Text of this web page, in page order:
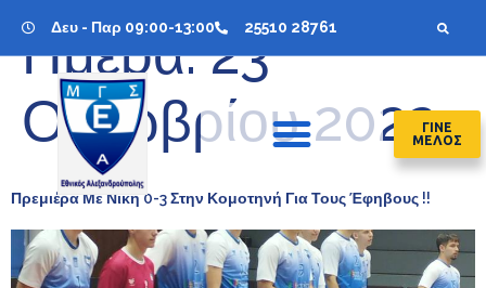
Δευ - Παρ 09:00-13:00 25510 28761
ΓΙΝΕ
ΜΕΛΟΣ
Ημέρα:23
Οκτωβρίου 2022
Πρεμιέρα Με Νίκη 0-3 Στην Κομοτηνή Για Τους Έφηβους !!